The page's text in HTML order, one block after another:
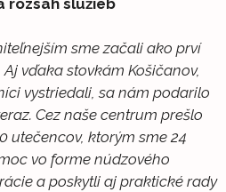
sme začali ako prví
vďaka stovkám Košičanov,
vystriedali, sa nám podarilo
Cez naše centrum prešlo
utečencov, ktorým sme 24
vo forme núdzového
a poskytli aj praktické rady